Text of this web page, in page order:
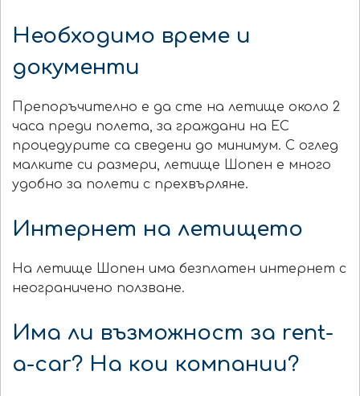
Необходимо време и
документи
Препоръчително е да сте на летище около 2
часа преди полета, за граждани на ЕС
процедурите са сведени до минимум. С оглед
малките си размери, летище Шопен е много
удобно за полети с прехвърляне.
Интернет на летището
На летище Шопен има безплатен интернет с
неограничено ползване.
Има ли възможност за rent-
a-car? На кои компании?